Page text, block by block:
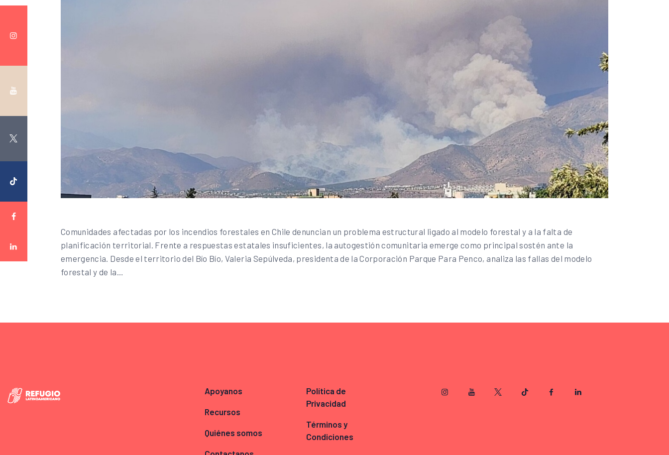
Comunidades afectadas por los incendios forestales en Chile denuncian un problema estructural ligado al modelo forestal y a la falta de
planificación territorial. Frente a respuestas estatales insuficientes, la autogestión comunitaria emerge como principal sostén ante la
emergencia. Desde el territorio del Bío Bío, Valeria Sepúlveda, presidenta de la Corporación Parque Para Penco, analiza las fallas del modelo
forestal y de la…
Apoyanos
Recursos
Quiénes somos
Política de
Privacidad
Términos y
Condiciones